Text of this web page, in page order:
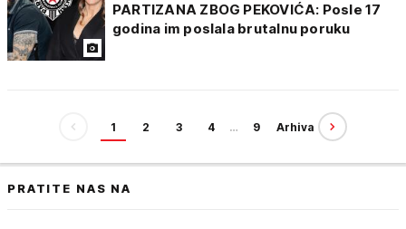
PARTIZANA ZBOG PEKOVIĆA: Posle 17
godina im poslala brutalnu poruku
1 2 3 4 … 9 Arhiva
PRATITE NAS NA